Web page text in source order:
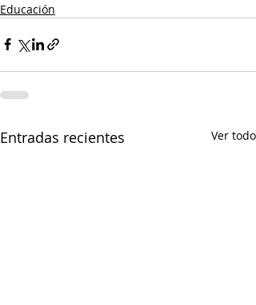
Educación
Entradas recientes Ver todo